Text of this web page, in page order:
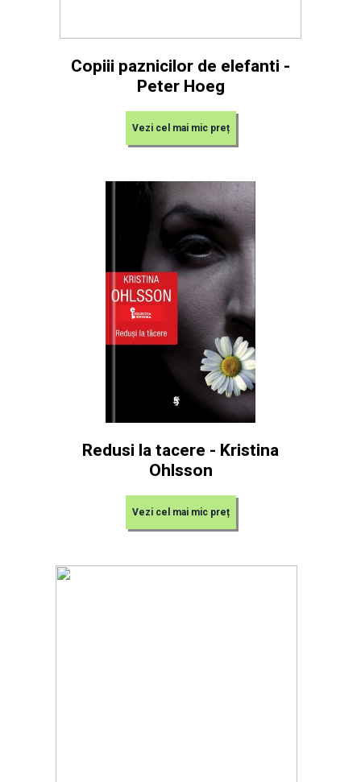
Copiii paznicilor de elefanti -
Peter Hoeg
Vezi cel mai mic preț
Redusi la tacere - Kristina
Ohlsson
Vezi cel mai mic preț